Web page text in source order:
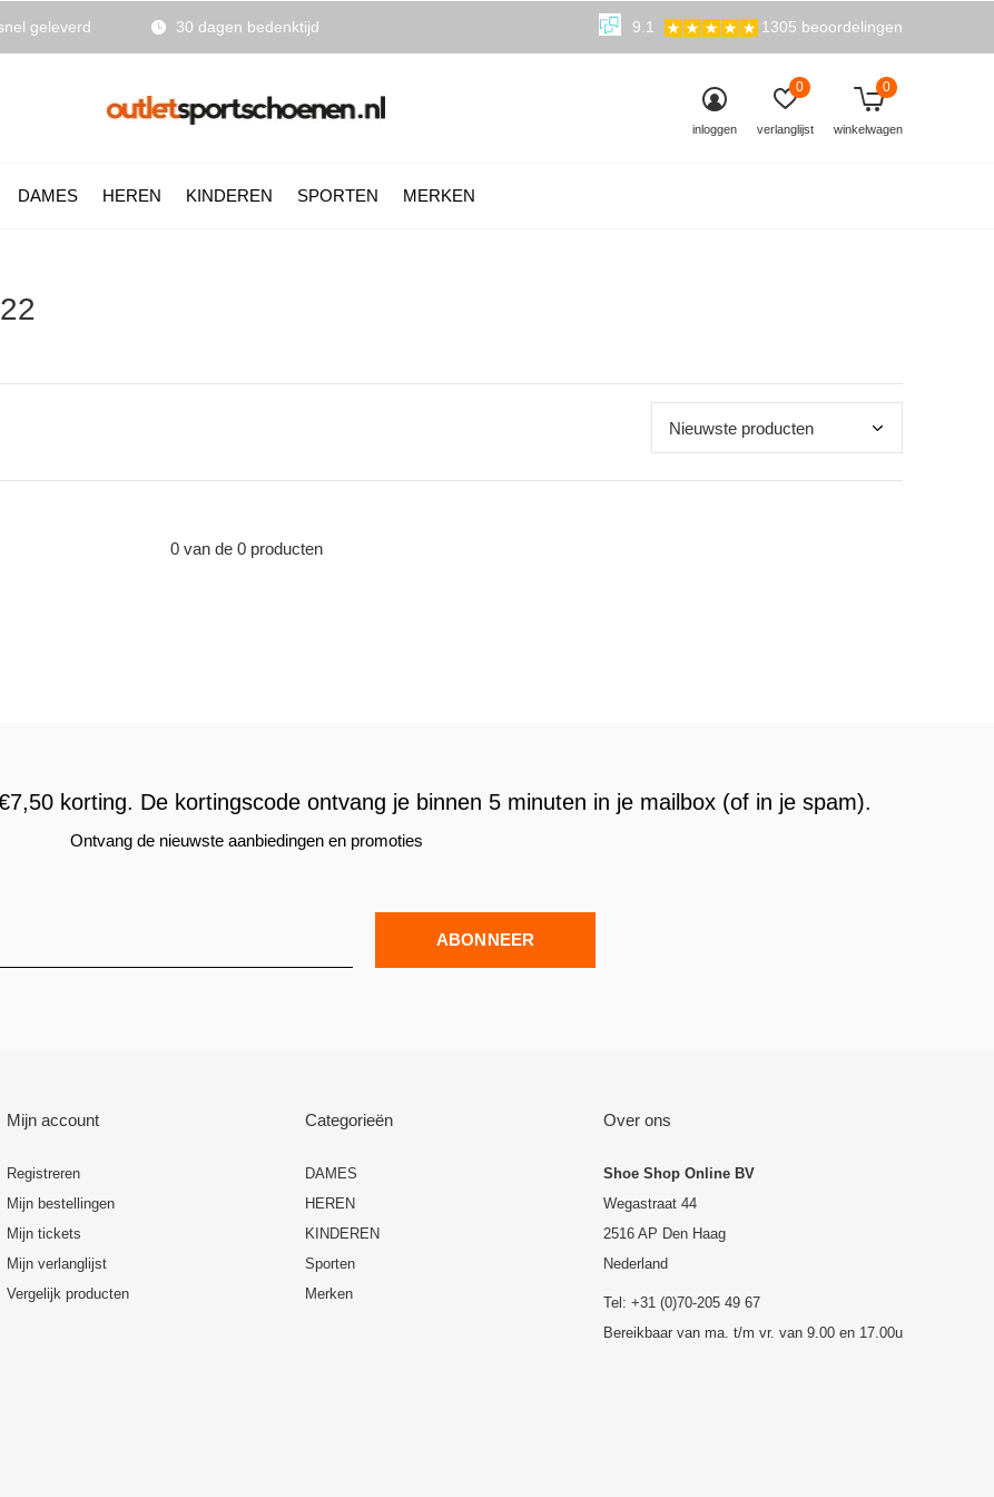
DAMES HEREN KINDEREN SPORTEN MERKEN
inloggen verlanglijst
0
winkelwagen
0
geleverd 30 dagen bedenktijd 9.1 1305 beoordelingen
0 van de 0 producten
korting. De kortingscode ontvang je binnen 5 minuten in je mailbox (of in je spam).
Ontvang de nieuwste aanbiedingen en promoties
ABONNEER
Mijn account
Registreren
Mijn bestellingen
Mijn tickets
Mijn verlanglijst
Vergelijk producten
Categorieën
DAMES
HEREN
KINDEREN
Sporten
Merken
Over ons
Shoe Shop Online BV
Wegastraat 44
2516 AP Den Haag
Nederland
Tel: +31 (0)70-205 49 67
Bereikbaar van ma. t/m vr. van 9.00 en 17.00u